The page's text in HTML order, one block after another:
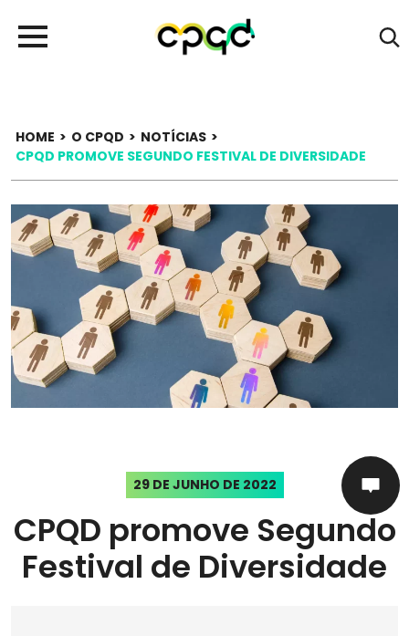
HOME > O CPQD > NOTÍCIAS >
CPQD PROMOVE SEGUNDO FESTIVAL DE DIVERSIDADE
29 DE JUNHO DE 2022
CPQD promove Segundo
Festival de Diversidade